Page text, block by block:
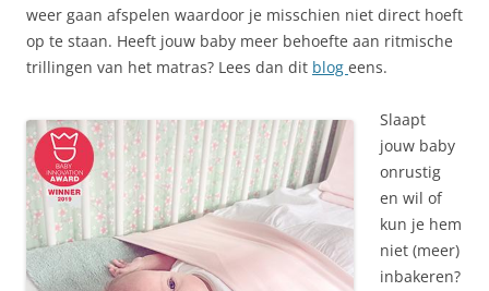
weer gaan afspelen waardoor je misschien niet direct hoeft
op te staan. Heeft jouw baby meer behoefte aan ritmische
trillingen van het matras? Lees dan dit blog eens.
Slaapt
jouw baby
onrustig
en wil of
kun je hem
niet (meer)
inbakeren?